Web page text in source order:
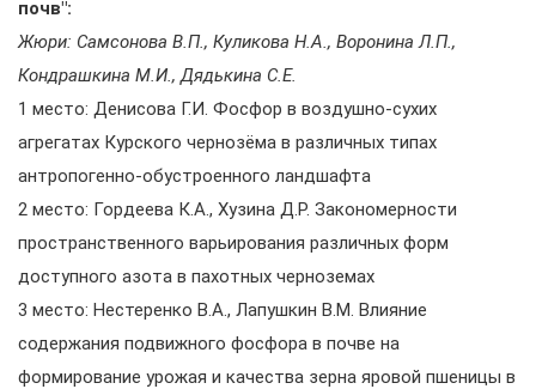
почв":
Жюри: Самсонова В.П., Куликова Н.А., Воронина Л.П.,
Кондрашкина М.И., Дядькина С.Е.
1 место: Денисова Г.И. Фосфор в воздушно-сухих
агрегатах Курского чернозёма в различных типах
антропогенно-обустроенного ландшафта
2 место: Гордеева К.А., Хузина Д.Р. Закономерности
пространственного варьирования различных форм
доступного азота в пахотных черноземах
3 место: Нестеренко В.А., Лапушкин В.М. Влияние
содержания подвижного фосфора в почве на
формирование урожая и качества зерна яровой пшеницы в